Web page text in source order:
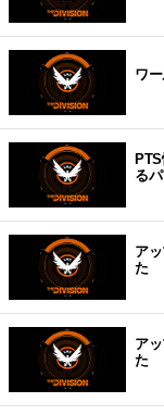
ワ
る
ア
た
ア
た